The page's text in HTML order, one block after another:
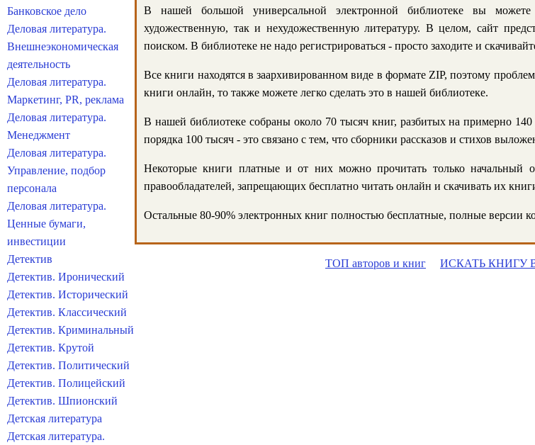
В нашей большой универсальной электронной библиотеке вы
художественную, так и нехудожественную литературу. В целом, сайт
поиском. В библиотеке не надо регистрироваться - просто заходите и
Все книги находятся в заархивированном виде в формате ZIP, поэтому
книги онлайн, то также можете легко сделать это в нашей библиотеке.
В нашей библиотеке собраны около 70 тысяч книг, разбитых на примерно
порядка 100 тысяч - это связано с тем, что сборники рассказов и стихов
Некоторые книги платные и от них можно прочитать только начальный
правообладателей, запрещающих бесплатно читать онлайн и скачивать их
Остальные 80-90% электронных книг полностью бесплатные, полные версии
ТОП авторов и книг ИСКАТЬ КНИГУ
Банковское дело
Деловая литература.
Внешнеэкономическая
деятельность
Деловая литература.
Маркетинг, PR, реклама
Деловая литература.
Менеджмент
Деловая литература.
Управление, подбор
персонала
Деловая литература.
Ценные бумаги,
инвестиции
Детектив
Детектив. Иронический
Детектив. Исторический
Детектив. Классический
Детектив. Криминальный
Детектив. Крутой
Детектив. Политический
Детектив. Полицейский
Детектив. Шпионский
Детская литература
Детская литература.